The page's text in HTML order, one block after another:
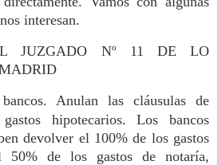
interesan.
JUZGADO Nº 11 DE LO
Anulan las cláusulas de
hipotecarios. Los bancos
devolver el 100% de los gastos
50% de los gastos de notaría,